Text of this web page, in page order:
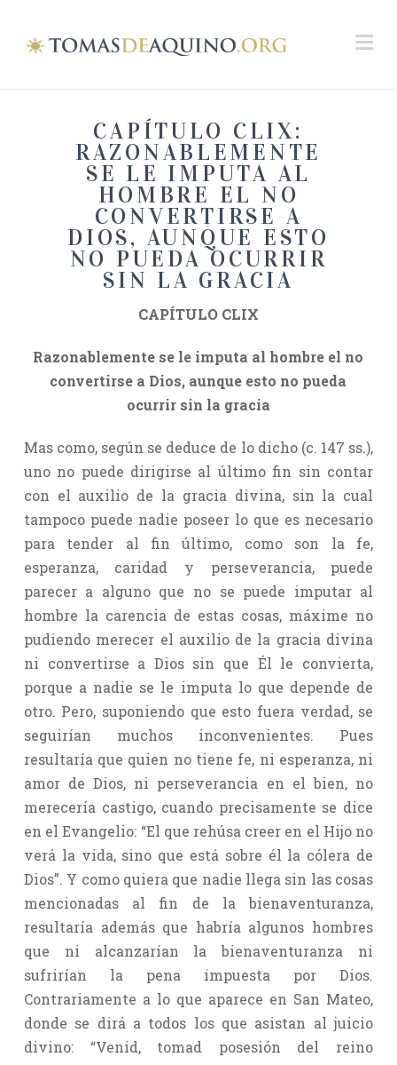
CAPÍTULO CLIX:
RAZONABLEMENTE
SE LE IMPUTA AL
HOMBRE EL NO
CONVERTIRSE A
DIOS, AUNQUE ESTO
NO PUEDA OCURRIR
SIN LA GRACIA
CAPÍTULO CLIX
Razonablemente se le imputa al hombre el no
convertirse a Dios, aunque esto no pueda
ocurrir sin la gracia
Mas como, según se deduce de lo dicho (c. 147 ss.),
uno no puede dirigirse al último fin sin contar
con el auxilio de la gracia divina, sin la cual
tampoco puede nadie poseer lo que es necesario
para tender al fin último, como son la fe,
esperanza, caridad y perseverancia, puede
parecer a alguno que no se puede imputar al
hombre la carencia de estas cosas, máxime no
pudiendo merecer el auxilio de la gracia divina
ni convertirse a Dios sin que Él le convierta,
porque a nadie se le imputa lo que depende de
otro. Pero, suponiendo que esto fuera verdad, se
seguirían muchos inconvenientes. Pues
resultaría que quien no tiene fe, ni esperanza, ni
amor de Dios, ni perseverancia en el bien, no
merecería castigo, cuando precisamente se dice
en el Evangelio: “El que rehúsa creer en el Hijo no
verá la vida, sino que está sobre él la cólera de
Dios”. Y como quiera que nadie llega sin las cosas
mencionadas al fin de la bienaventuranza,
resultaría además que habría algunos hombres
que ni alcanzarían la bienaventuranza ni
sufrirían la pena impuesta por Dios.
Contrariamente a lo que aparece en San Mateo,
donde se dirá a todos los que asistan al juicio
divino: “Venid, tomad posesión del reino